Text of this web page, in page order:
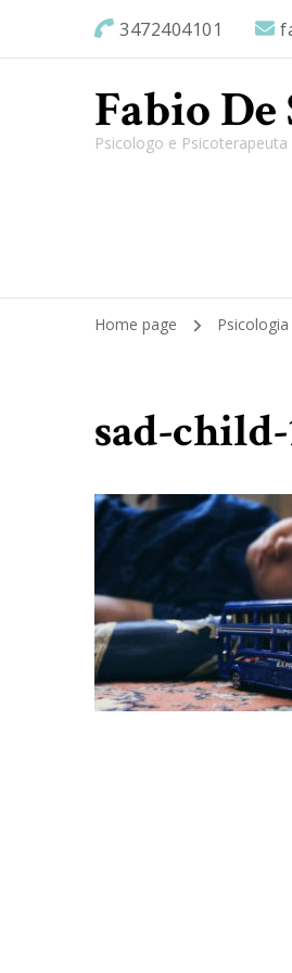
3472404101
Fabio De
Psicologo e Psicoterapeuta
Home page Psicologia
sad-child-